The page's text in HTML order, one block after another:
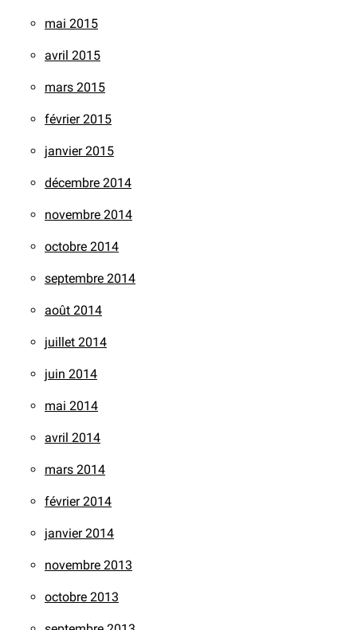
mai 2015
avril 2015
mars 2015
février 2015
janvier 2015
décembre 2014
novembre 2014
octobre 2014
septembre 2014
août 2014
juillet 2014
juin 2014
mai 2014
avril 2014
mars 2014
février 2014
janvier 2014
novembre 2013
octobre 2013